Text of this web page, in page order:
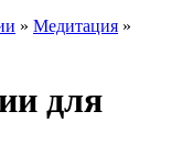
» Медитация »
для